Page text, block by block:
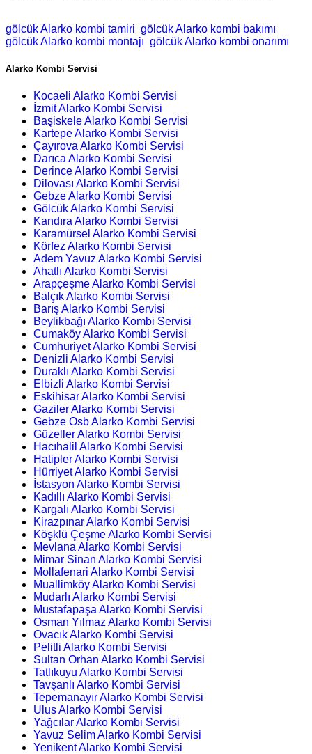
gölcük Alarko kombi tamiri gölcük Alarko kombi bakımı
gölcük Alarko kombi montajı gölcük Alarko kombi onarımı
Alarko Kombi Servisi
Kocaeli Alarko Kombi Servisi
İzmit Alarko Kombi Servisi
Başiskele Alarko Kombi Servisi
Kartepe Alarko Kombi Servisi
Çayırova Alarko Kombi Servisi
Darıca Alarko Kombi Servisi
Derince Alarko Kombi Servisi
Dilovası Alarko Kombi Servisi
Gebze Alarko Kombi Servisi
Gölcük Alarko Kombi Servisi
Kandıra Alarko Kombi Servisi
Karamürsel Alarko Kombi Servisi
Körfez Alarko Kombi Servisi
Adem Yavuz Alarko Kombi Servisi
Ahatlı Alarko Kombi Servisi
Arapçeşme Alarko Kombi Servisi
Balçık Alarko Kombi Servisi
Barış Alarko Kombi Servisi
Beylikbağı Alarko Kombi Servisi
Cumaköy Alarko Kombi Servisi
Cumhuriyet Alarko Kombi Servisi
Denizli Alarko Kombi Servisi
Duraklı Alarko Kombi Servisi
Elbizli Alarko Kombi Servisi
Eskihisar Alarko Kombi Servisi
Gaziler Alarko Kombi Servisi
Gebze Osb Alarko Kombi Servisi
Güzeller Alarko Kombi Servisi
Hacıhalil Alarko Kombi Servisi
Hatipler Alarko Kombi Servisi
Hürriyet Alarko Kombi Servisi
İstasyon Alarko Kombi Servisi
Kadıllı Alarko Kombi Servisi
Kargalı Alarko Kombi Servisi
Kirazpınar Alarko Kombi Servisi
Köşklü Çeşme Alarko Kombi Servisi
Mevlana Alarko Kombi Servisi
Mimar Sinan Alarko Kombi Servisi
Mollafenari Alarko Kombi Servisi
Muallimköy Alarko Kombi Servisi
Mudarlı Alarko Kombi Servisi
Mustafapaşa Alarko Kombi Servisi
Osman Yılmaz Alarko Kombi Servisi
Ovacık Alarko Kombi Servisi
Pelitli Alarko Kombi Servisi
Sultan Orhan Alarko Kombi Servisi
Tatlıkuyu Alarko Kombi Servisi
Tavşanlı Alarko Kombi Servisi
Tepemanayır Alarko Kombi Servisi
Ulus Alarko Kombi Servisi
Yağcılar Alarko Kombi Servisi
Yavuz Selim Alarko Kombi Servisi
Yenikent Alarko Kombi Servisi